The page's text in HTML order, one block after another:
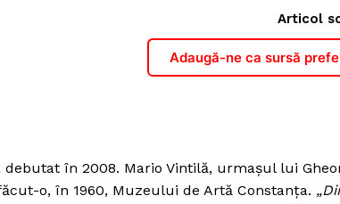
Articol
Adaugă-ne ca sursă
în 2008. Mario Vintilă, urmaşul lui
o, în 1960, Muzeului de Artă Constanţa.